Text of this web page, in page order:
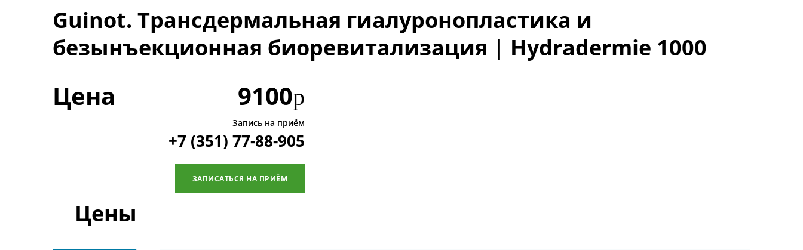
Guinot. Трансдермальная гиалуронопластика и
безынъекционная биоревитализация | Hydradermie 1000
Цена 9100р
Запись на приём
+7 (351) 77-88-905
ЗАПИСАТЬСЯ НА ПРИЁМ
Цены